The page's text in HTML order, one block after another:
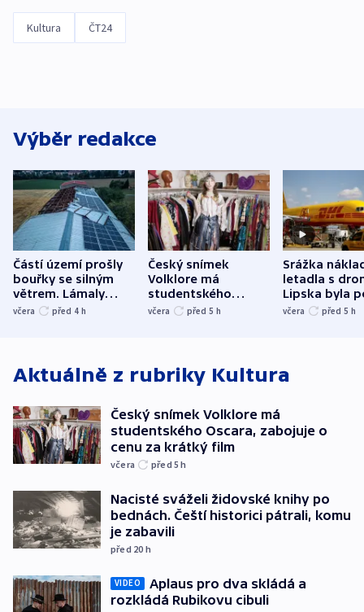
Kultura ČT24
Výběr redakce
Částí území prošly
bouřky se silným
větrem. Lámaly
stromy a poničily
včera před 4 h
Český snímek
Volklore má
studentského
Oscara, zabojuje o
včera před 5 h
Srážka
letadla s
Lipska byla
německého
včera před 5 h
Aktuálně z rubriky Kultura
Český snímek Volklore má
studentského Oscara, zabojuje o
cenu za krátký film
včera před 5h
Nacisté sváželi židovské knihy po
bednách. Čeští historici pátrali, komu
je zabavili
před 20 h
VIDEO
Aplaus pro dva skládá a
rozkládá Rubikovu cibuli